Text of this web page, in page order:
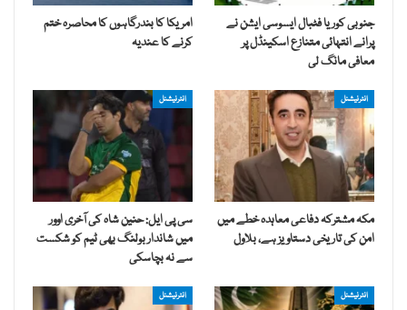
جنوبی کوریا فٹبال ایسوسی ایشن نے
پرانے انتہائی متنازع اسکینڈل پر
معافی مانگ لی
امریکا کا بندرگاہوں کا محاصرہ ختم
کرنے کا عندیہ
انٹرنیشنل
مکہ مشترکہ دفاعی معاہدہ خطے میں
امن کی تاریخی دستاویز ہے، بلاول
انٹرنیشنل
سی پی ایل: حنین شاہ کی آخری اوور
میں شاندار بولنگ بھی ٹیم کو شکست
سے نہ بچاسکی
انٹرنیشنل انٹرنیشنل